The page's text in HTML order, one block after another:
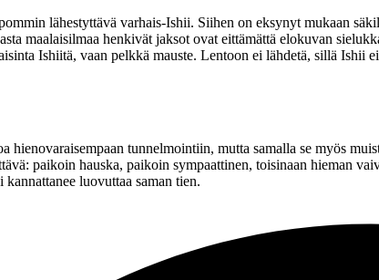
lähestyttävä varhais-Ishii. Siihen on eksynyt mukaan
maalaisilmaa henkivät jaksot ovat eittämättä elokuvan
Ishiitä, vaan pelkkä mauste. Lentoon ei lähdetä, sillä Ishii ei
hienovaraisempaan tunnelmointiin, mutta samalla se myös
paikoin hauska, paikoin sympaattinen, toisinaan hieman
luovuttaa saman tien.